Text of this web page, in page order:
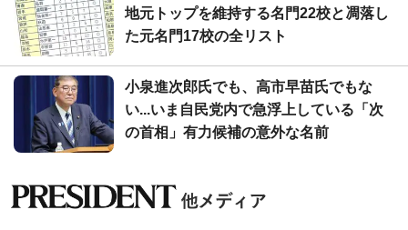
地元トップを維持する名門22校と凋落し
た元名門17校の全リスト
小泉進次郎氏でも、高市早苗氏でもな
い...いま自民党内で急浮上している「次
の首相」有力候補の意外な名前